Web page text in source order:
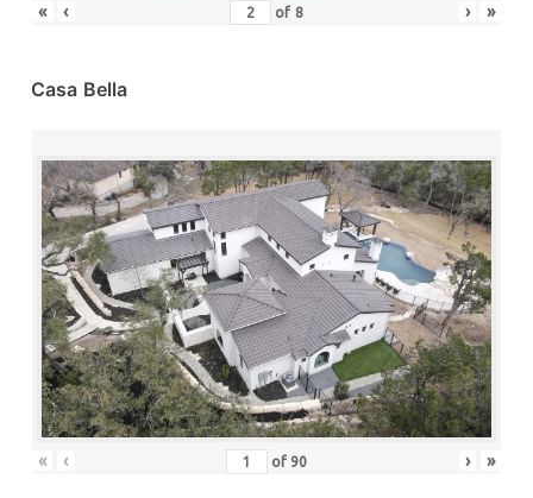
« ‹ of 8 › »
Casa Bella
« ‹ of 90 › »